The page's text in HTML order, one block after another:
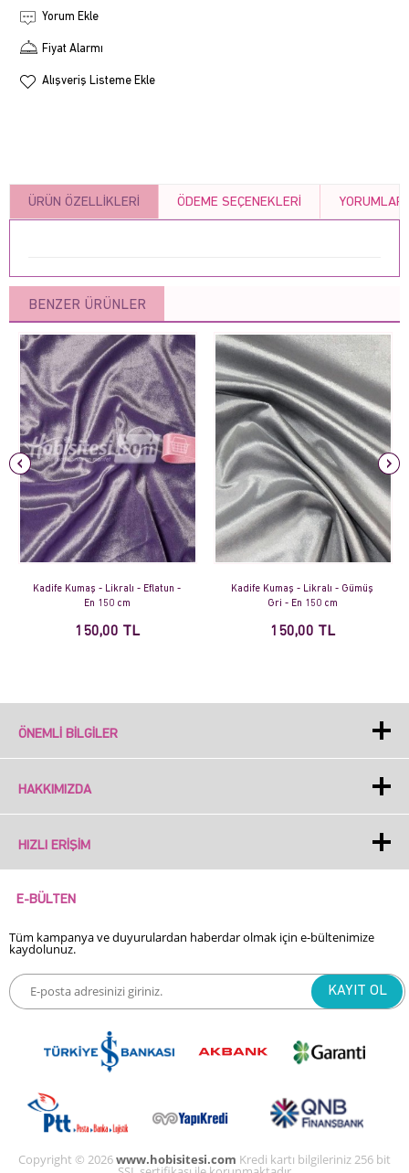
Yorum Ekle
Fiyat Alarmı
Alışveriş Listeme Ekle
ÜRÜN ÖZELLIKLERI ÖDEME SEÇENEKLERI YORUMLAR
BENZER ÜRÜNLER
Kadife Kumaş - Likralı - Eflatun -
En 150 cm
150,00 TL
Kadife Kumaş - Likralı - Gümüş
Gri - En 150 cm
150,00 TL
ÖNEMLI BILGILER
HAKKIMIZDA
HIZLI ERIŞIM
E-BÜLTEN
Tüm kampanya ve duyurulardan haberdar olmak için e-bültenimize
kaydolunuz.
Copyright © 2026www.hobisitesi.com Kredi kartı bilgileriniz 256 bit